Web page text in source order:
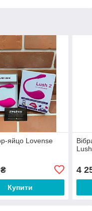
яйцо Lovense
Купити
4